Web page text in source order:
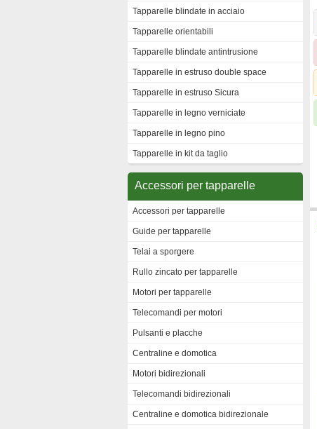
Tapparelle blindate in acciaio
Tapparelle orientabili
Tapparelle blindate antintrusione
Tapparelle in estruso double space
Tapparelle in estruso Sicura
Tapparelle in legno verniciate
Tapparelle in legno pino
Tapparelle in kit da taglio
Accessori per tapparelle
Accessori per tapparelle
Guide per tapparelle
Telai a sporgere
Rullo zincato per tapparelle
Motori per tapparelle
Telecomandi per motori
Pulsanti e placche
Centraline e domotica
Motori bidirezionali
Telecomandi bidirezionali
Centraline e domotica bidirezionale